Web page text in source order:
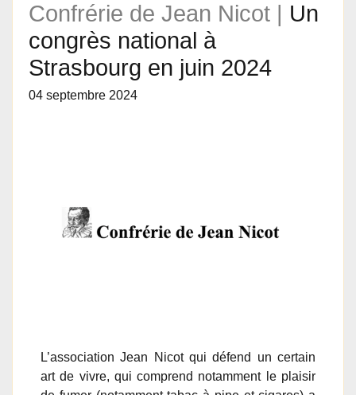
Confrérie de Jean Nicot | Un
congrès national à
Strasbourg en juin 2024
04 septembre 2024
L’association Jean Nicot qui défend un certain
art de vivre, qui comprend notamment le plaisir